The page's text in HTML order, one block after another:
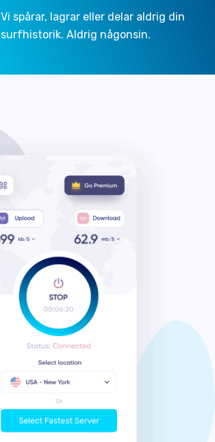
Vi spårar, lagrar eller delar aldrig din
surfhistorik. Aldrig någonsin.